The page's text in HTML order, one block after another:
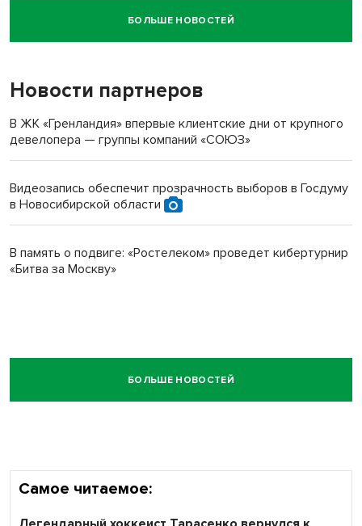
Новосибирский суд наказал водителя за смерть
пенсионерки на вокзале
БОЛЬШЕ НОВОСТЕЙ
Новости партнеров
В ЖК «Гренландия» впервые клиентские дни от крупного
девелопера — группы компаний «СОЮЗ»
Видеозапись обеспечит прозрачность выборов в Госдуму
в Новосибирской области
В память о подвиге: «Ростелеком» проведет кибертурнир
«Битва за Москву»
БОЛЬШЕ НОВОСТЕЙ
Самое читаемое: